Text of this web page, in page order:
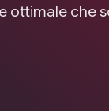
che